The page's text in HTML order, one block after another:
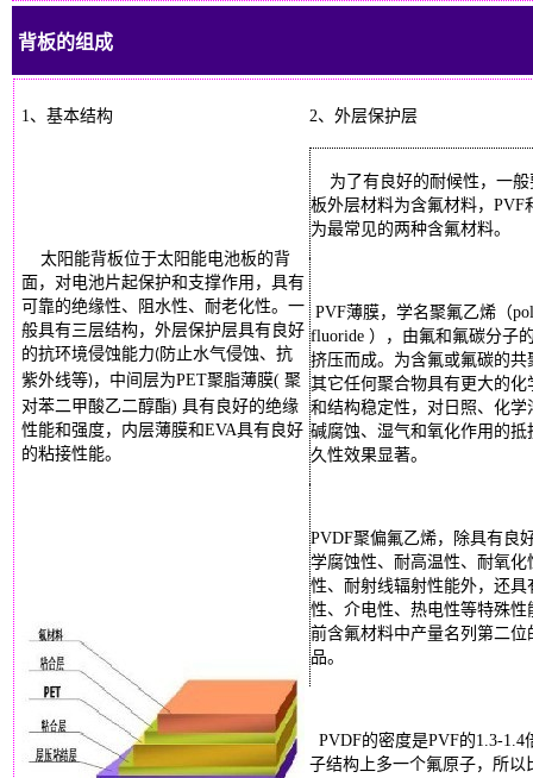
背板的组成
1、基本结构 2、外层保护层
太阳能背板位于太阳能电池板的背
面，对电池片起保护和支撑作用，具有
可靠的绝缘性、阻水性、耐老化性。一
般具有三层结构，外层保护层具有良好
的抗环境侵蚀能力(防止水气侵蚀、抗
紫外线等)，中间层为PET聚脂薄膜( 聚
对苯二甲酸乙二醇酯) 具有良好的绝缘
性能和强度，内层薄膜和EVA具有良好
的粘接性能。
为了有良好的耐候性，一般
板外层材料为含氟材料， PVF
为最常见的两种含氟材料。
PVF薄膜，学名聚氟乙烯（
fluoride ），由氟和氟碳分子
挤压而成。为含氟或氟碳的共
其它任何聚合物具有更大的化
和结构稳定性，对日照、化学
碱腐蚀、湿气和氧化作用的抵
久性效果显著。
PVDF聚偏氟乙烯，除具有良
学腐蚀性、耐高温性、耐氧化
性、耐射线辐射性能外，还具
性、介电性、热电性等特殊性
前含氟材料中产量名列第二位
品。
PVDF的密度是PVF的1.3-1.4
子结构上多一个氟原子，所以